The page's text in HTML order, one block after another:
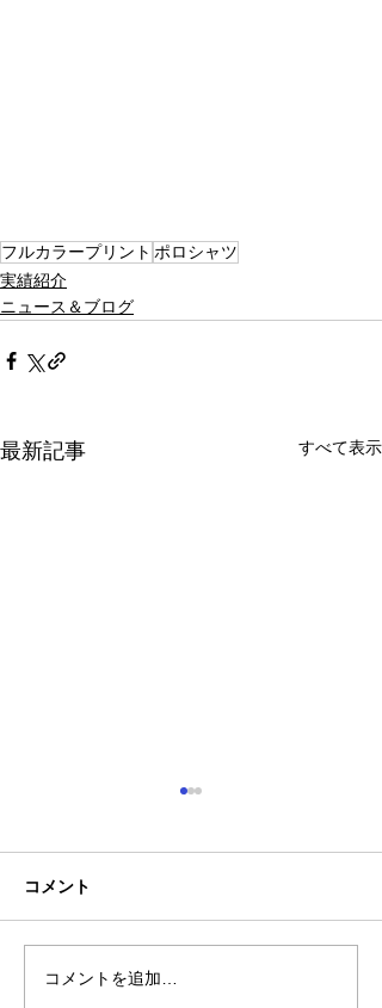
フルカラープリント ポロシャツ
実績紹介
ニュース＆ブログ
最新記事 すべて表示
コメント
コメントを追加…